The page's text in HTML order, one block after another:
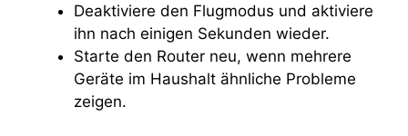
Deaktiviere den Flugmodus und aktiviere
ihn nach einigen Sekunden wieder.
Starte den Router neu, wenn mehrere
Geräte im Haushalt ähnliche Probleme
zeigen.